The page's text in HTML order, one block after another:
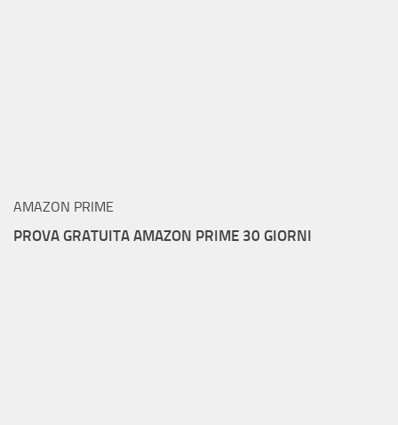
AMAZON PRIME
PROVA GRATUITA AMAZON PRIME 30 GIORNI